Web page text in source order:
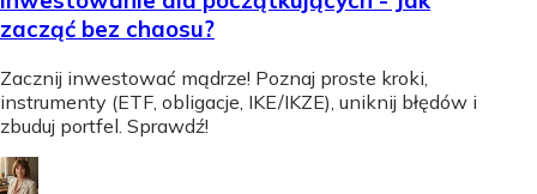
zacząć bez chaosu?
Zacznij inwestować mądrze! Poznaj proste kroki,
instrumenty (ETF, obligacje, IKE/IKZE), uniknij błędów i
zbuduj portfel. Sprawdź!